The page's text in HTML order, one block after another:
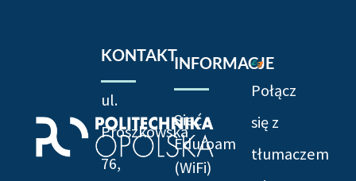
KONTAKT
ul.
Prószkowska
76,
INFORMACJE
Sieć
Eduroam
(WiFi)
Połącz
się z
tłumaczem